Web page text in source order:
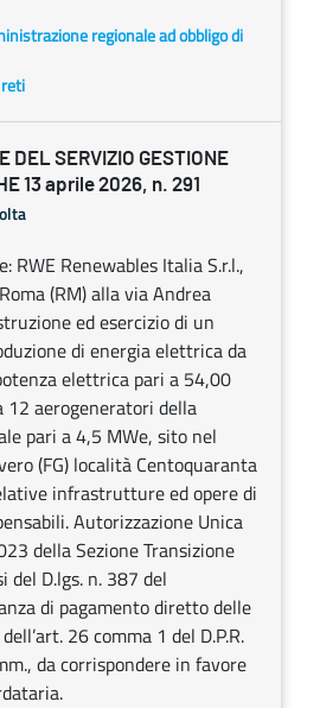
regionale ad obbligo di
DEL SERVIZIO GESTIONE
13 aprile 2026, n. 291
RWE Renewables Italia S.r.l.,
(RM) alla via Andrea
ed esercizio di un
di energia elettrica da
elettrica pari a 54,00
12 aerogeneratori della
pari a 4,5 MWe, sito nel
(FG) località Centoquaranta
infrastrutture ed opere di
Autorizzazione Unica
della Sezione Transizione
del D.lgs. n. 387 del
di pagamento diretto delle
26 comma 1 del D.P.R.
da corrispondere in favore